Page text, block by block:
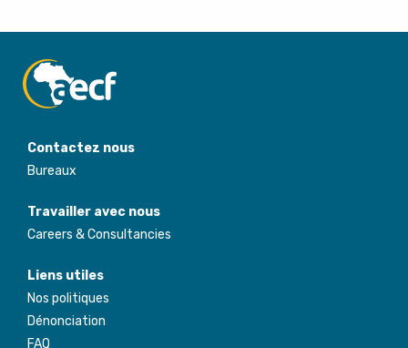
Contactez nous
Bureaux
Travailler avec nous
Careers & Consultancies
Liens utiles
Nos politiques
Dénonciation
FAQ